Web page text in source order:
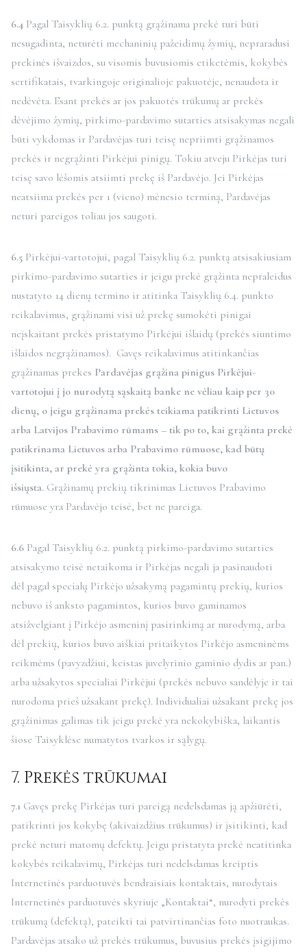
6.4 Pagal Taisyklių 6.2. punktą grąžinama prekė turi būti
nesugadinta, neturėti mechaninių pažeidimų žymių, nepraradusi
prekinės išvaizdos, su visomis buvusiomis etiketėmis, kokybės
sertifikatais, tvarkingoje originalioje pakuotėje, nenaudota ir
nedėvėta. Esant prekės ar jos pakuotės trūkumų ar prekės
dėvėjimo žymių, pirkimo-pardavimo sutarties atsisakymas negali
būti vykdomas ir Pardavėjas turi teisę nepriimti grąžinamos
prekės ir negrąžinti Pirkėjui pinigų. Tokiu atveju Pirkėjas turi
teisę savo lėšomis atsiimti prekę iš Pardavėjo. Jei Pirkėjas
neatsiima prekės per 1 (vieno) mėnesio terminą, Pardavėjas
neturi pareigos toliau jos saugoti.
6.5 Pirkėjui-vartotojui, pagal Taisyklių 6.2. punktą atsisakiusiam
pirkimo-pardavimo sutarties ir jeigu prekė grąžinta nepraleidus
nustatyto 14 dienų termino ir atitinka Taisyklių 6.4. punkto
reikalavimus, grąžinami visi už prekę sumokėti pinigai
neįskaitant prekės pristatymo Pirkėjui išlaidų (prekės siuntimo
išlaidos negrąžinamos). Gavęs reikalavimus atitinkančias
grąžinamas prekes Pardavėjas grąžina pinigus Pirkėjui-
vartotojui į jo nurodytą sąskaitą banke ne vėliau kaip per 30
dienų, o jeigu grąžinama prekės teikiama patikrinti Lietuvos
arba Latvijos Prabavimo rūmams – tik po to, kai grąžinta prekė
patikrinama Lietuvos arba Prabavimo rūmuose, kad būtų
įsitikinta, ar prekė yra grąžinta tokia, kokia buvo
išsiųsta. Grąžinamų prekių tikrinimas Lietuvos Prabavimo
rūmuose yra Pardavėjo teisė, bet ne pareiga.
6.6 Pagal Taisyklių 6.2. punktą pirkimo-pardavimo sutarties
atsisakymo teisė netaikoma ir Pirkėjas negali ja pasinaudoti
dėl pagal specialų Pirkėjo užsakymą pagamintų prekių, kurios
nebuvo iš anksto pagamintos, kurios buvo gaminamos
atsižvelgiant į Pirkėjo asmeninį pasirinkimą ar nurodymą, arba
dėl prekių, kurios buvo aiškiai pritaikytos Pirkėjo asmeninėms
reikmėms (pavyzdžiui, keistas juvelyrinio gaminio dydis ar pan.)
arba užsakytos specialiai Pirkėjui (prekės nebuvo sandėlyje ir tai
nurodoma prieš užsakant prekę). Individualiai užsakant prekę jos
grąžinimas galimas tik jeigu prekė yra nekokybiška, laikantis
šiose Taisyklėse numatytos tvarkos ir sąlygų.
7. Prekės trūkumai
7.1 Gavęs prekę Pirkėjas turi pareigą nedelsdamas ją apžiūrėti,
patikrinti jos kokybę (akivaizdžius trūkumus) ir įsitikinti, kad
prekė neturi matomų defektų. Jeigu pristatyta prekė neatitinka
kokybės reikalavimų, Pirkėjas turi nedelsdamas kreiptis
Internetinės parduotuvės bendraisiais kontaktais, nurodytais
Internetinės parduotuvės skyriuje „Kontaktai“, nurodyti prekės
trūkumą (defektą), pateikti tai patvirtinančias foto nuotraukas.
Pardavėjas atsako už prekės trūkumus, buvusius prekės įsigijimo